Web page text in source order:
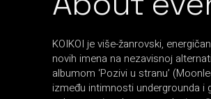
KOIKOI je više-žanrovski,
novih imena na nezavisnoj
albumom ‘Pozivi u stranu’
između intimnosti undergrounda i